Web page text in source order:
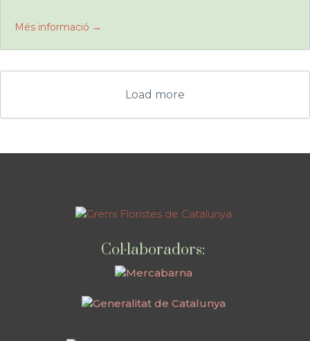
Més informació
Load more
Col·laboradors: